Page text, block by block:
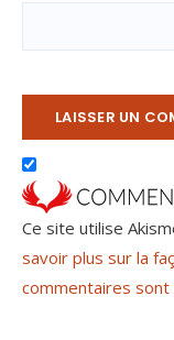
Ce site utilise
savoir plus sur la
commentaires